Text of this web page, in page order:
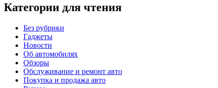
Категории для чтения
Без рубрики
Гаджеты
Новости
Об автомобилях
Обзоры
Обслуживание и ремонт авто
Покупка и продажа авто